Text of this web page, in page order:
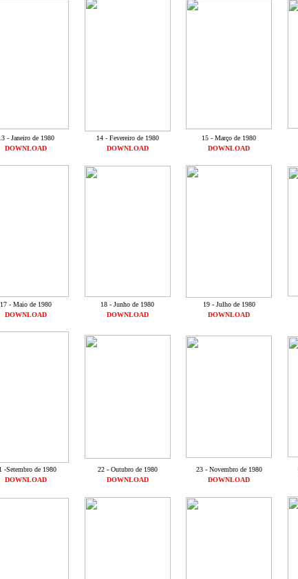
- Janeiro de 1980 14 - Fevereiro de 1980 15 - Março de 1980
DOWNLOAD
DOWNLOAD DOWNLOAD
17 - Maio de 1980 18 - Junho de 1980 19 - Julho de 1980
DOWNLOAD
DOWNLOAD DOWNLOAD
-Setembro de 1980 22 - Outubro de 1980 23 - Novembro de 1980
DOWNLOAD
DOWNLOAD DOWNLOAD